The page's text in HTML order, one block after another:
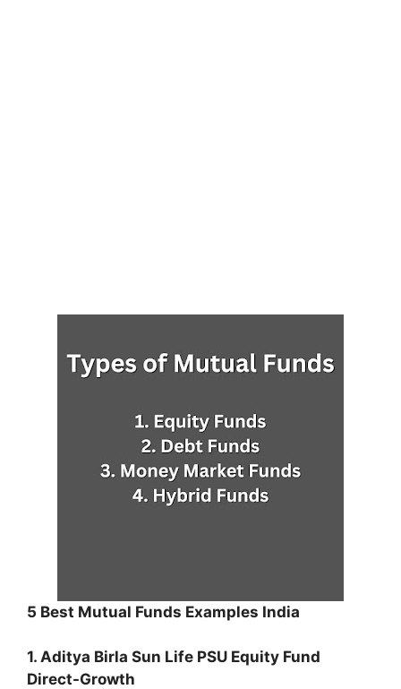
5 Best Mutual Funds Examples India
1. Aditya Birla Sun Life PSU Equity Fund
Direct-Growth